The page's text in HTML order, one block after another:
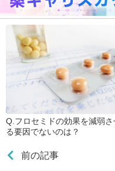
Q.フロセミドの効果を減弱さ
る要因でないのは？
前の記事